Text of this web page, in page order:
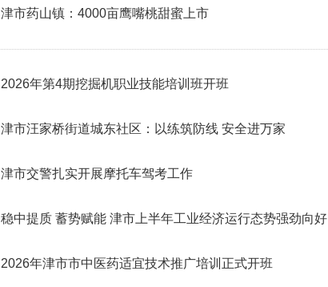
津市药山镇：4000亩鹰嘴桃甜蜜上市
2026年第4期挖掘机职业技能培训班开班
津市汪家桥街道城东社区：以练筑防线 安全进万家
津市交警扎实开展摩托车驾考工作
稳中提质 蓄势赋能 津市上半年工业经济运行态势强劲向好
2026年津市市中医药适宜技术推广培训正式开班